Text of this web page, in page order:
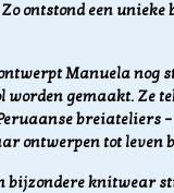
ontstond een
Manuela nog
worden gemaakt. Ze
breiateliers
ontwerpen tot leven
bijzondere knitwear